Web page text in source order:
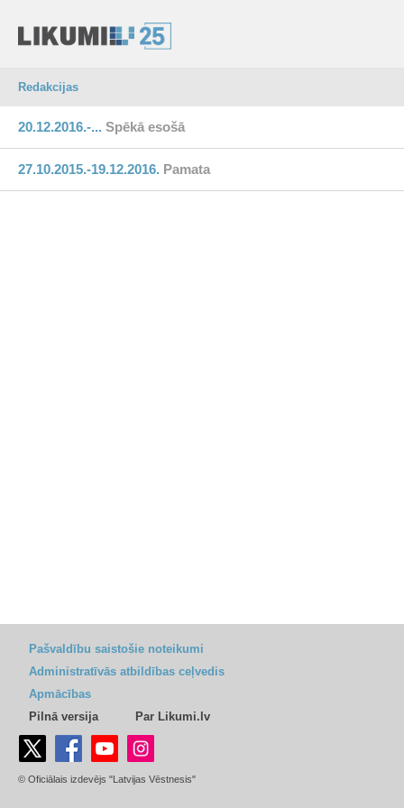
Redakcijas
20.12.2016.-... Spēkā esošā
27.10.2015.-19.12.2016. Pamata
Pašvaldību saistošie noteikumi
Administratīvās atbildības ceļvedis
Apmācības
Pilnā versija
Par Likumi.lv
© Oficiālais izdevējs "Latvijas Vēstnesis"